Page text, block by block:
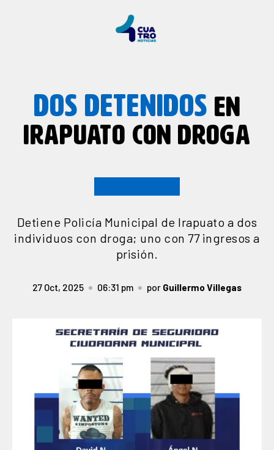
DOS DETENIDOS EN
IRAPUATO CON DROGA
Detiene Policía Municipal de Irapuato a dos
individuos con droga; uno con 77 ingresos a
prisión.
27 Oct, 2025 06:31 pm por Guillermo Villegas